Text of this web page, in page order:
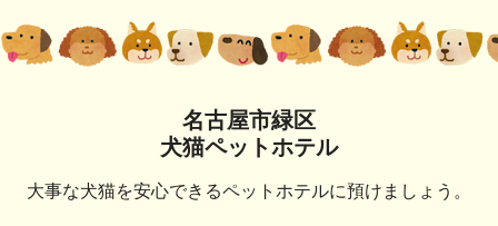
名古屋市緑区
犬猫ペットホテル
大事な犬猫を安心できるペットホテルに預けましょう。